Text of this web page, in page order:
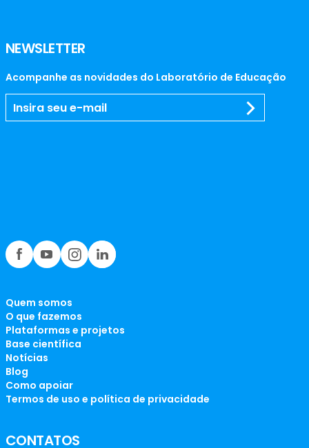
NEWSLETTER
Acompanhe as novidades do Laboratório de Educação
Quem somos
O que fazemos
Plataformas e projetos
Base científica
Notícias
Blog
Como apoiar
Termos de uso e política de privacidade
CONTATOS